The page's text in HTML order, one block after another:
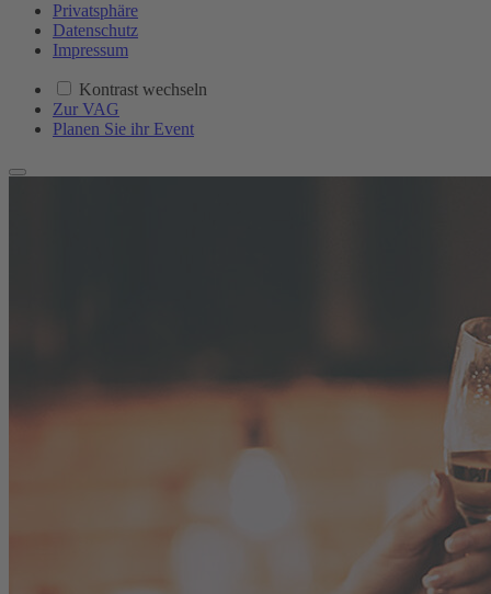
Privatsphäre
Datenschutz
Impressum
Kontrast wechseln
Zur VAG
Planen Sie ihr Event